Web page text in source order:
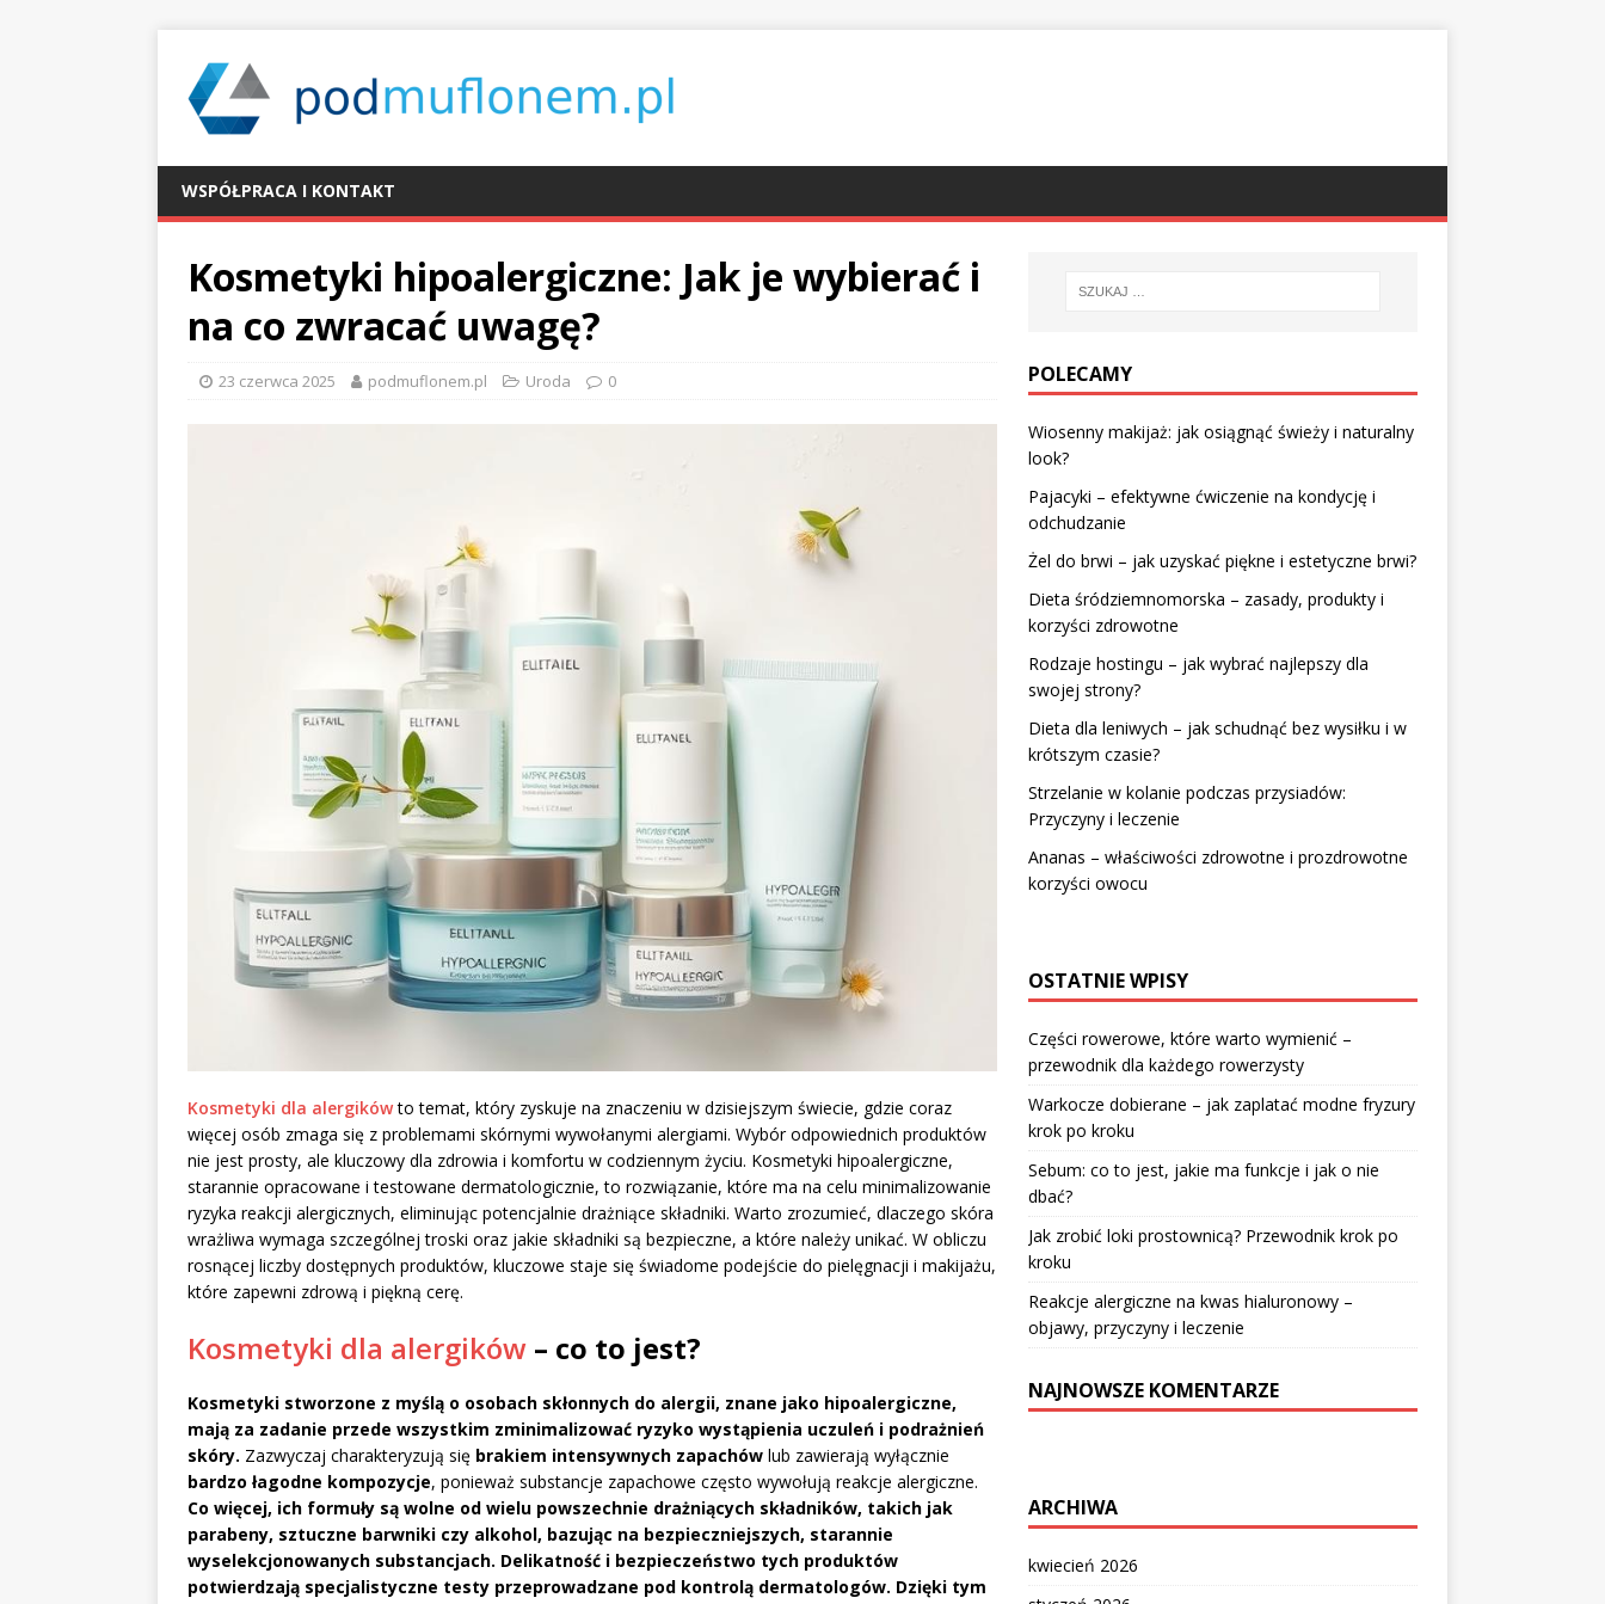
WSPÓŁPRACA I KONTAKT
Kosmetyki hipoalergiczne: Jak je wybierać i
na co zwracać uwagę?
23 czerwca 2025 podmuflonem.pl Uroda 0
Kosmetyki dla alergikówto temat, który zyskuje na znaczeniu w dzisiejszym świecie, gdzie coraz
więcej osób zmaga się z problemami skórnymi wywołanymi alergiami. Wybór odpowiednich produktów
nie jest prosty, ale kluczowy dla zdrowia i komfortu w codziennym życiu. Kosmetyki hipoalergiczne,
starannie opracowane i testowane dermatologicznie, to rozwiązanie, które ma na celu minimalizowanie
ryzyka reakcji alergicznych, eliminując potencjalnie drażniące składniki. Warto zrozumieć, dlaczego skóra
wrażliwa wymaga szczególnej troski oraz jakie składniki są bezpieczne, a które należy unikać. W obliczu
rosnącej liczby dostępnych produktów, kluczowe staje się świadome podejście do pielęgnacji i makijażu,
które zapewni zdrową i piękną cerę.
Kosmetyki dla alergików – co to jest?
Kosmetyki stworzone z myślą o osobach skłonnych do alergii, znane jako hipoalergiczne,
mają za zadanie przede wszystkim zminimalizować ryzyko wystąpienia uczuleń i podrażnień
skóry. Zazwyczaj charakteryzują się brakiem intensywnych zapachów lub zawierają wyłącznie
bardzo łagodne kompozycje, ponieważ substancje zapachowe często wywołują reakcje alergiczne.
Co więcej, ich formuły są wolne od wielu powszechnie drażniących składników, takich jak
parabeny, sztuczne barwniki czy alkohol, bazując na bezpieczniejszych, starannie
wyselekcjonowanych substancjach. Delikatność i bezpieczeństwo tych produktów
potwierdzają specjalistyczne testy przeprowadzane pod kontrolą dermatologów. Dzięki tym
POLECAMY
Wiosenny makijaż: jak osiągnąć świeży i naturalny
look?
Pajacyki – efektywne ćwiczenie na kondycję i
odchudzanie
Żel do brwi – jak uzyskać piękne i estetyczne brwi?
Dieta śródziemnomorska – zasady, produkty i
korzyści zdrowotne
Rodzaje hostingu – jak wybrać najlepszy dla
swojej strony?
Dieta dla leniwych – jak schudnąć bez wysiłku i w
krótszym czasie?
Strzelanie w kolanie podczas przysiadów:
Przyczyny i leczenie
Ananas – właściwości zdrowotne i prozdrowotne
korzyści owocu
OSTATNIE WPISY
Części rowerowe, które warto wymienić –
przewodnik dla każdego rowerzysty
Warkocze dobierane – jak zaplatać modne fryzury
krok po kroku
Sebum: co to jest, jakie ma funkcje i jak o nie
dbać?
Jak zrobić loki prostownicą? Przewodnik krok po
kroku
Reakcje alergiczne na kwas hialuronowy –
objawy, przyczyny i leczenie
NAJNOWSZE KOMENTARZE
ARCHIWA
kwiecień 2026